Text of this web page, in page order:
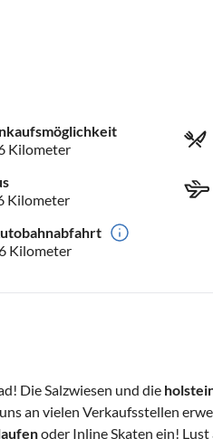
Kilometer
Kilometer
Kilometer
Die Salzwiesen und die
an vielen Verkaufsstellen
oder Inline Skaten ein! Lust